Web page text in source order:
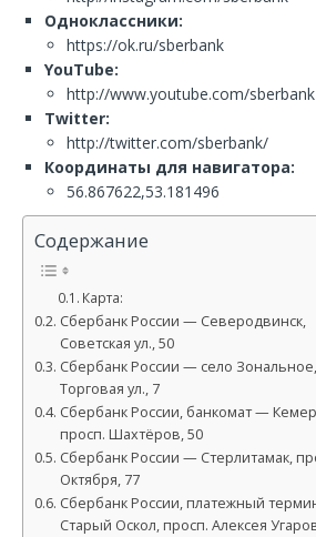
Одноклассники:
https://ok.ru/sberbank
YouTube:
http://www.youtube.com/sberbank
Twitter:
http://twitter.com/sberbank/
Координаты для навигатора:
56.867622,53.181496
Содержание
Карта:
Сбербанк России — Северодвинск,
Советская ул., 50
Сбербанк России — село Зональное,
Торговая ул., 7
Сбербанк России, банкомат —
просп. Шахтёров, 50
Сбербанк России — Стерлитамак,
Октября, 77
Сбербанк России, платежный
Старый Оскол, просп. Алексея